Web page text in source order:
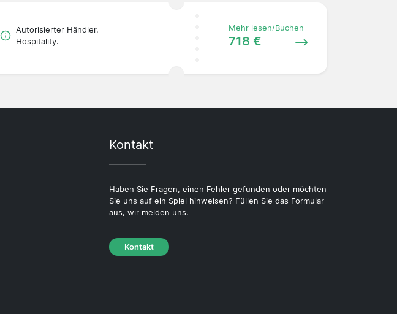
Autorisierter Händler.
Hospitality.
Mehr lesen/Buchen
718 €
Kontakt
Haben Sie Fragen, einen Fehler gefunden oder möchten
Sie uns auf ein Spiel hinweisen? Füllen Sie das Formular
aus, wir melden uns.
Kontakt